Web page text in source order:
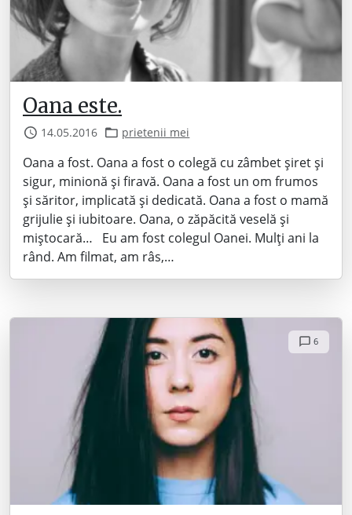
Oana este.
14.05.2016 prietenii mei
Oana a fost. Oana a fost o colegă cu zâmbet șiret și
sigur, minionă și firavă. Oana a fost un om frumos
și săritor, implicată și dedicată. Oana a fost o mamă
grijulie și iubitoare. Oana, o zăpăcită veselă și
miștocară… Eu am fost colegul Oanei. Mulți ani la
rând. Am filmat, am râs,…
6